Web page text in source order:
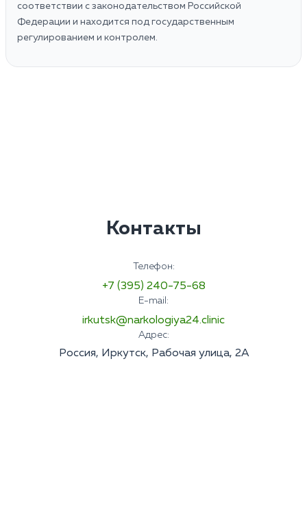
соответствии с законодательством Российской
Федерации и находится под государственным
регулированием и контролем.
Контакты
Телефон:
+7 (395) 240-75-68
E-mail:
irkutsk@narkologiya24.clinic
Адрес:
Россия, Иркутск, Рабочая улица, 2А